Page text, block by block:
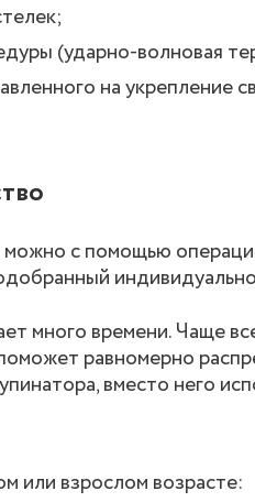
(ударно-волновая
на укрепление
с помощью
много времени. Чаще
равномерно
вместо него
или взрослом возрасте: